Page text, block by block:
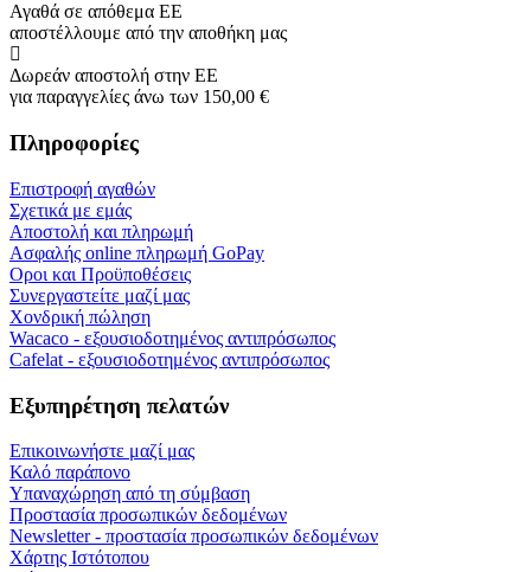
Αγαθά σε απόθεμα ΕΕ
αποστέλλουμε από την αποθήκη μας
Δωρεάν αποστολή στην ΕΕ
για παραγγελίες άνω των 150,00 €
Πληροφορίες
Επιστροφή αγαθών
Σχετικά με εμάς
Αποστολή και πληρωμή
Ασφαλής online πληρωμή GoPay
Οροι και Προϋποθέσεις
Συνεργαστείτε μαζί μας
Χονδρική πώληση
Wacaco - εξουσιοδοτημένος αντιπρόσωπος
Cafelat - εξουσιοδοτημένος αντιπρόσωπος
Εξυπηρέτηση πελατών
Επικοινωνήστε μαζί μας
Καλό παράπονο
Υπαναχώρηση από τη σύμβαση
Προστασία προσωπικών δεδομένων
Newsletter - προστασία προσωπικών δεδομένων
Χάρτης Ιστότοπου